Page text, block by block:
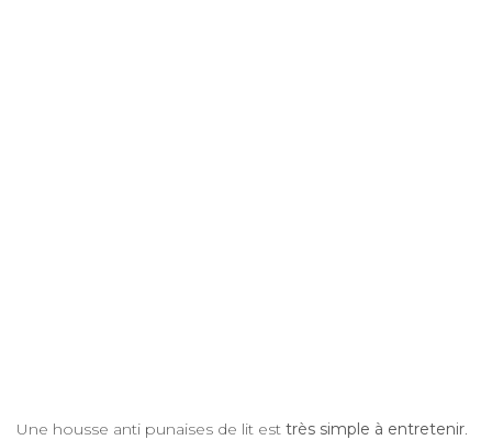
Une housse anti punaises de lit est très simple à entretenir.